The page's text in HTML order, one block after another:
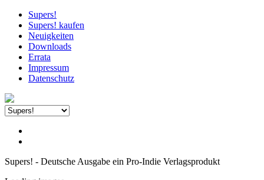
Supers!
Supers! kaufen
Neuigkeiten
Downloads
Errata
Impressum
Datenschutz
Supers! - Deutsche Ausgabe ein Pro-Indie Verlagsprodukt